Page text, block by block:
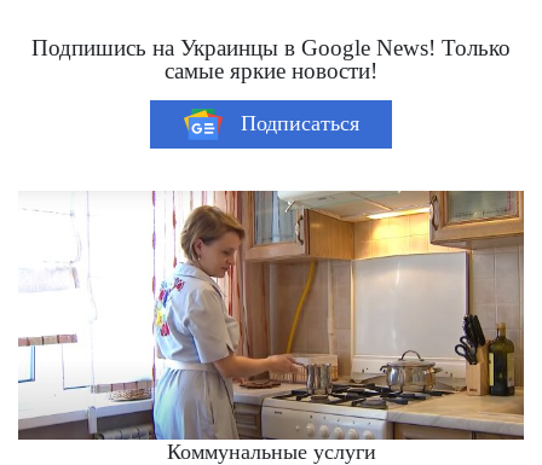
Подпишись на Украинцы в Google News! Только
самые яркие новости!
Подписаться
Коммунальные услуги